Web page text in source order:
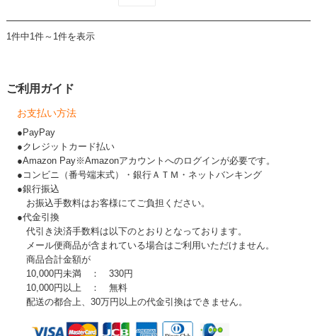
1件中1件～1件を表示
ご利用ガイド
お支払い方法
●PayPay
●クレジットカード払い
●Amazon Pay※Amazonアカウントへのログインが必要です。
●コンビニ（番号端末式）・銀行ＡＴＭ・ネットバンキング
●銀行振込
お振込手数料はお客様にてご負担ください。
●代金引換
代引き決済手数料は以下のとおりとなっております。
メール便商品が含まれている場合はご利用いただけません。
商品合計金額が
10,000円未満 ： 330円
10,000円以上 ： 無料
配送の都合上、30万円以上の代金引換はできません。